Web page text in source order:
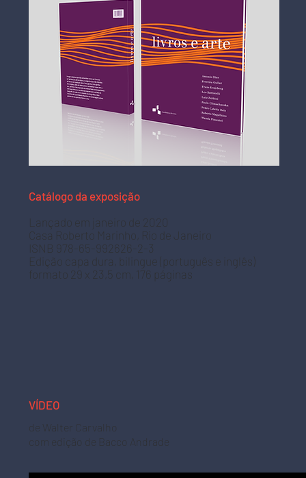
Catálogo da exposição
Lançado em janeiro de 2020
Casa Roberto Marinho, Rio de Janeiro​
ISNB 978-65-992626-2-3
Edição capa dura, bilingue (português e inglês)
formato 29 x 23,5 cm,
176 páginas
VÍDEO
de Walter Carvalho
com edição de Bacco Andrade